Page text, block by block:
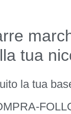
tua
la tua